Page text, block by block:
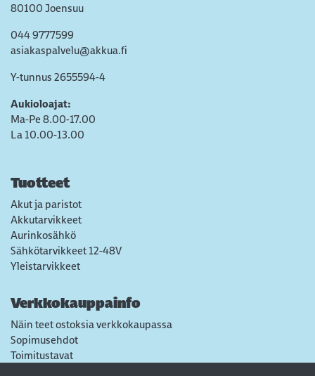
80100 Joensuu
044 9777599
asiakaspalvelu@akkua.fi
Y-tunnus 2655594-4
Aukioloajat:
Ma-Pe 8.00-17.00
La 10.00-13.00
Tuotteet
Akut ja paristot
Akkutarvikkeet
Aurinkosähkö
Sähkötarvikkeet 12-48V
Yleistarvikkeet
Verkkokauppainfo
Näin teet ostoksia verkkokaupassa
Sopimusehdot
Toimitustavat